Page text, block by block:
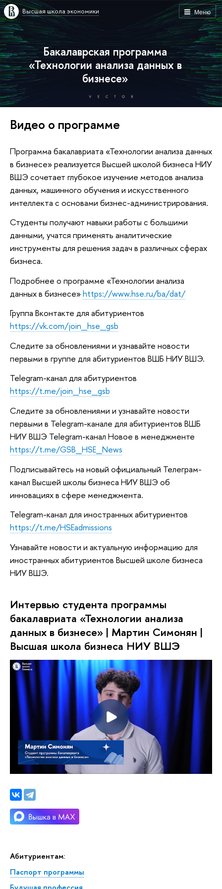
Меню
Высшая школа экономики
Бакалаврская программа
«Технологии анализа данных в
бизнесе»
Абитуриентам:
Паспорт программы
Видео о программе
Программа бакалавриата «Технологии анализа данных
в бизнесе» реализуется Высшей школой бизнеса НИУ
ВШЭ сочетает глубокое изучение методов анализа
данных, машинного обучения и искусственного
интеллекта с основами бизнес-администрирования.
Студенты получают навыки работы с большими
данными, учатся применять аналитические
инструменты для решения задач в различных сферах
бизнеса.
Подробнее о программе «Технологии анализа
данных в бизнесе»https://www.hse.ru/ba/dat/
Группа Вконтакте для абитуриентов
https://vk.com/join_hse_gsb
Следите за обновлениями и узнавайте новости
первыми в группе для абитуриентов ВШБ НИУ ВШЭ.
Telegram-канал для абитуриентов
https://t.me/join_hse_gsb
Следите за обновлениями и узнавайте новости
первыми в Telegram-канале для абитуриентов ВШБ
НИУ ВШЭ Telegram-канал Новое в менеджменте
https://t.me/GSB_HSE_News
Подписывайтесь на новый официальный Телеграм-
канал Высшей школы бизнеса НИУ ВШЭ об
инновациях в сфере менеджмента.
Telegram-канал для иностранных абитуриентов
https://t.me/HSEadmissions
Узнавайте новости и актуальную информацию для
иностранных абитуриентов Высшей школе бизнеса
НИУ ВШЭ.
Интервью студента программы
бакалавриата «Технологии анализа
данных в бизнесе» | Мартин Симонян |
Высшая школа бизнеса НИУ ВШЭ